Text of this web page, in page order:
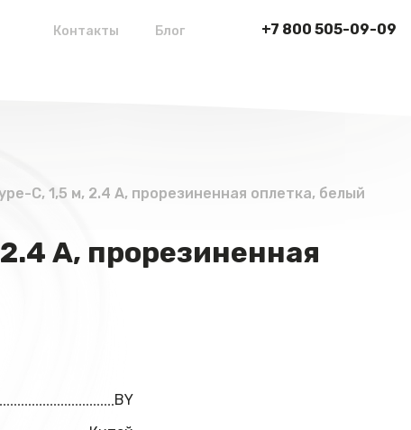
+7 800 505-09-09
Контакты Блог
C, 1,5 м, 2.4 А, прорезиненная оплетка, белый
А, прорезиненная
BY